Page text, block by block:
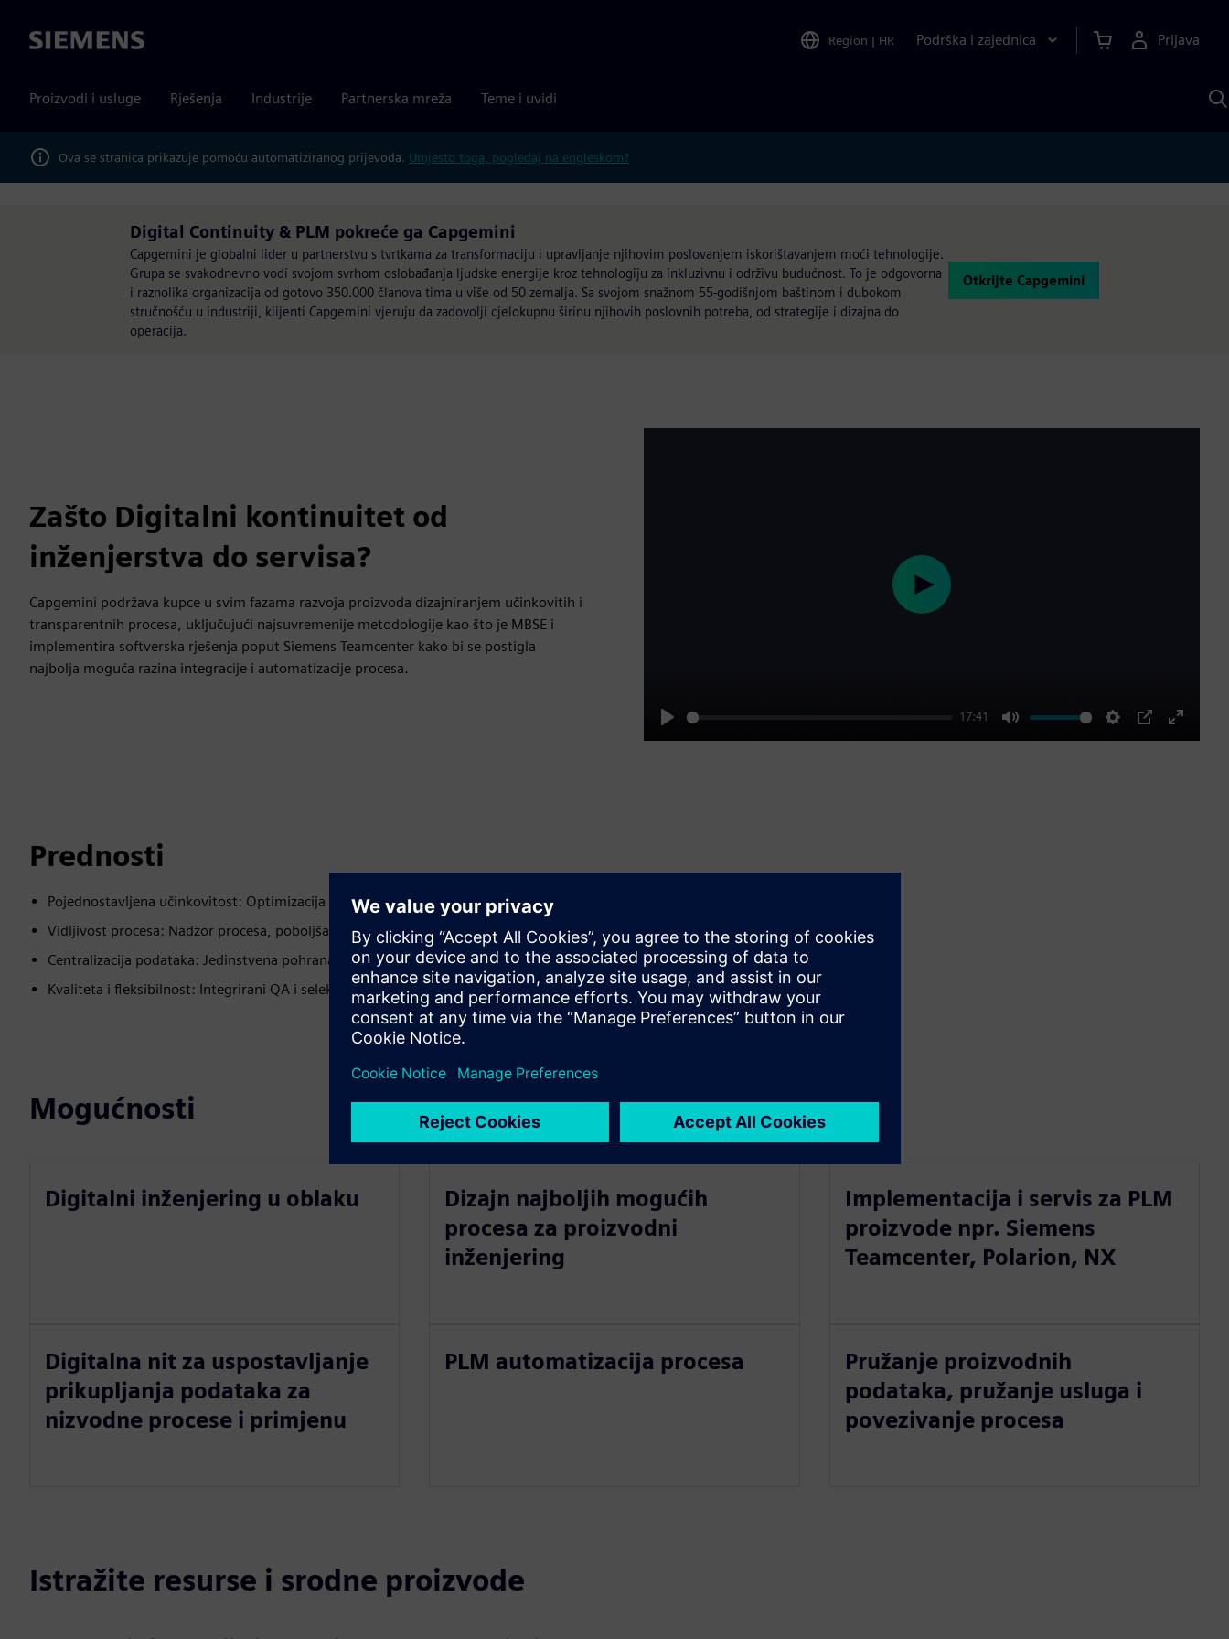
Siemens Region | HR Podrška i zajednica Prijava
Proizvodi i usluge Rješenja Industrije Partnerska mreža Teme i uvidi
Ova se stranica prikazuje pomoću automatiziranog prijevoda. Umjesto toga, pogledaj na engleskom?
Digital Continuity & PLM pokreće ga Capgemini
Capgemini je globalni lider u partnerstvu s tvrtkama za transformaciju i upravljanje njihovim poslovanjem iskorištavanjem moći tehnologije.
Grupa se svakodnevno vodi svojom svrhom oslobađanja ljudske energije kroz tehnologiju za inkluzivnu i održivu budućnost. To je odgovorna
i raznolika organizacija od gotovo 350.000 članova tima u više od 50 zemalja. Sa svojom snažnom 55-godišnjom baštinom i dubokom
stručnošću u industriji, klijenti Capgemini vjeruju da zadovolji cjelokupnu širinu njihovih poslovnih potreba, od strategije i dizajna do
operacija.
Otkrijte Capgemini
Zašto Digitalni kontinuitet od
inženjerstva do servisa?
Capgemini podržava kupce u svim fazama razvoja proizvoda dizajniranjem učinkovitih i
transparentnih procesa, uključujući najsuvremenije metodologije kao što je MBSE i
implementira softverska rješenja poput Siemens Teamcenter kako bi se postigla
najbolja moguća razina integracije i automatizacije procesa.
Play
17:41
Mute Settings
PIP
Enter
Play
Prednosti
Pojednostavljena učinkovitost: Optimizacija procesa za smanjenje vremena i troškova
Vidljivost procesa: Nadzor procesa, poboljšanje kontrole i transparentnosti
Centralizacija podataka: Jedinstvena pohrana podataka osigurava kontrolu i informirane odluke
Kvaliteta i fleksibilnost: Integrirani QA i selektivno usvajanje oblaka poboljšavaju kvalitetu
Mogućnosti
Digitalni inženjering u oblaku
Dizajn najboljih mogućih
procesa za proizvodni
inženjering
Implementacija i servis za PLM
proizvode npr. Siemens
Teamcenter, Polarion, NX
Digitalna nit za uspostavljanje
prikupljanja podataka za
nizvodne procese i primjenu
PLM automatizacija procesa
Pružanje proizvodnih
podataka, pružanje usluga i
povezivanje procesa
Istražite resurse i srodne proizvode